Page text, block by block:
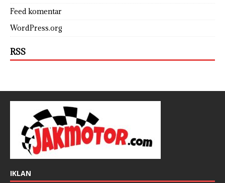
Feed komentar
WordPress.org
RSS
IKLAN